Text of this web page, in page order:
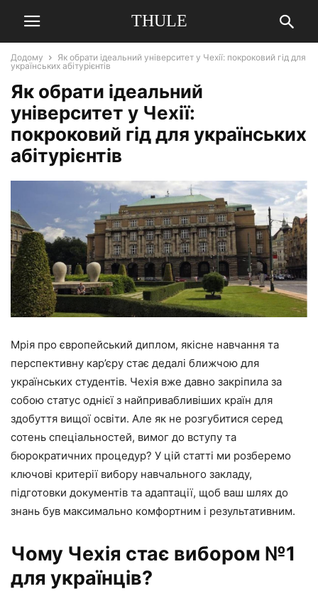
THULE
Додому
Як обрати ідеальний університет у Чехії: покроковий гід для
українських абітурієнтів
Як обрати ідеальний
університет у Чехії:
покроковий гід для українських
абітурієнтів
Мрія про європейський диплом, якісне навчання та
перспективну кар’єру стає дедалі ближчою для
українських студентів. Чехія вже давно закріпила за
собою статус однієї з найпривабливіших країн для
здобуття вищої освіти. Але як не розгубитися серед
сотень спеціальностей, вимог до вступу та
бюрократичних процедур? У цій статті ми розберемо
ключові критерії вибору навчального закладу,
підготовки документів та адаптації, щоб ваш шлях до
знань був максимально комфортним і результативним.
Чому Чехія стає вибором №1
для українців?